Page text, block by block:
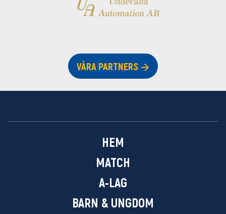
VÅRA PARTNERS
HEM
MATCH
A-LAG
BARN & UNGDOM